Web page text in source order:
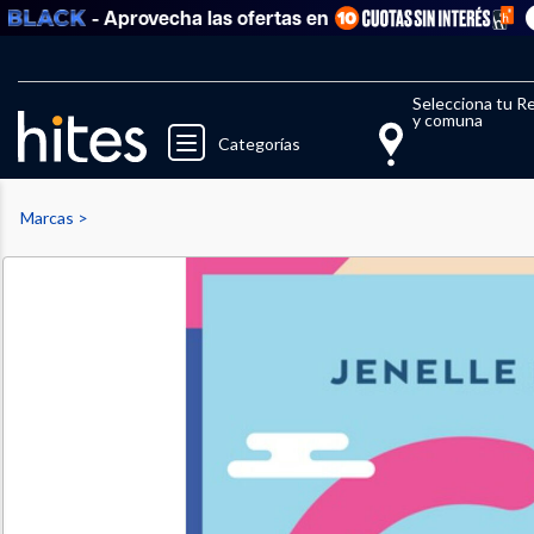
- Aprovecha las ofertas en Ver
Categorías
Selecciona tu
y comuna
Llegaste al límite de productos
Marcas